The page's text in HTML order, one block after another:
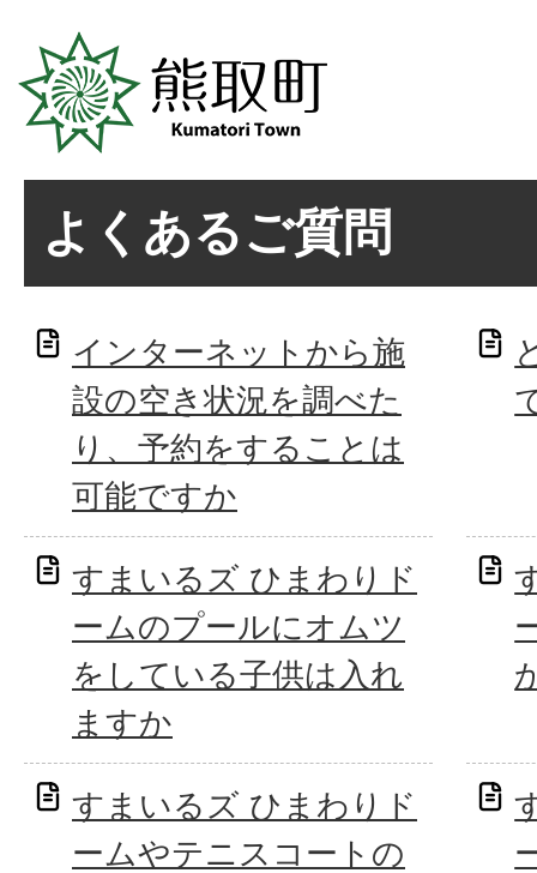
よくあるご質問
インターネットから施
設の空き状況を調べた
り、予約をすることは
可能ですか
すまいるズ ひまわりド
ームのプールにオムツ
をしている子供は入れ
ますか
すまいるズ ひまわりド
ームやテニスコートの